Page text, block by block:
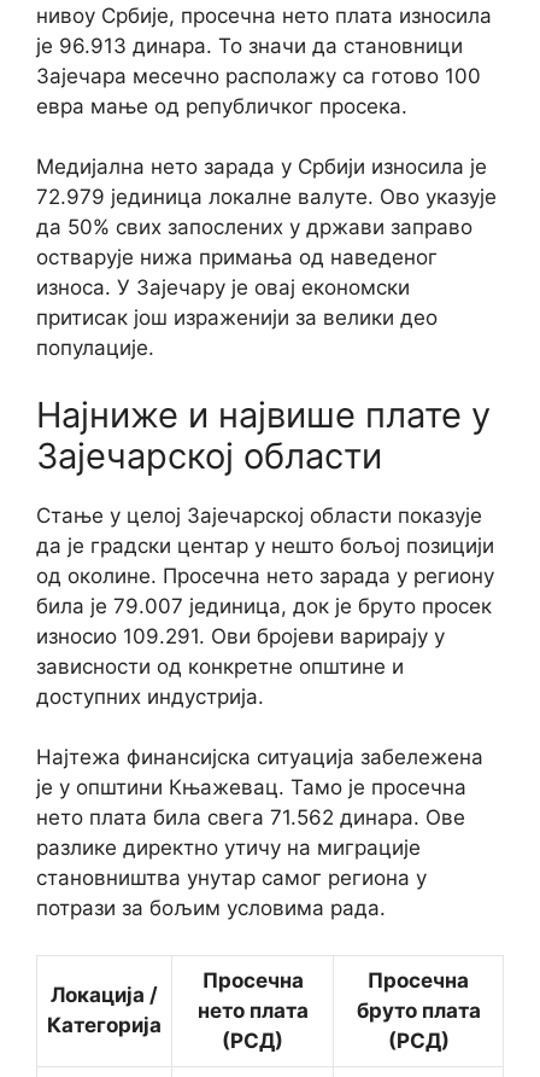
нивоу Србије, просечна нето плата износила
је 96.913 динара. То значи да становници
Зајечара месечно располажу са готово 100
евра мање од републичког просека.
Медијална нето зарада у Србији износила је
72.979 јединица локалне валуте. Ово указује
да 50% свих запослених у држави заправо
остварује нижа примања од наведеног
износа. У Зајечару је овај економски
притисак још израженији за велики део
популације.
Најниже и највише плате у
Зајечарској области
Стање у целој Зајечарској области показује
да је градски центар у нешто бољој позицији
од околине. Просечна нето зарада у региону
била је 79.007 јединица, док је бруто просек
износио 109.291. Ови бројеви варирају у
зависности од конкретне општине и
доступних индустрија.
Најтежа финансијска ситуација забележена
је у општини Књажевац. Тамо је просечна
нето плата била свега 71.562 динара. Ове
разлике директно утичу на миграције
становништва унутар самог региона у
потрази за бољим условима рада.
Локација /
Категорија
Просечна
нето плата
(РСД)
Просечна
бруто плата
(РСД)